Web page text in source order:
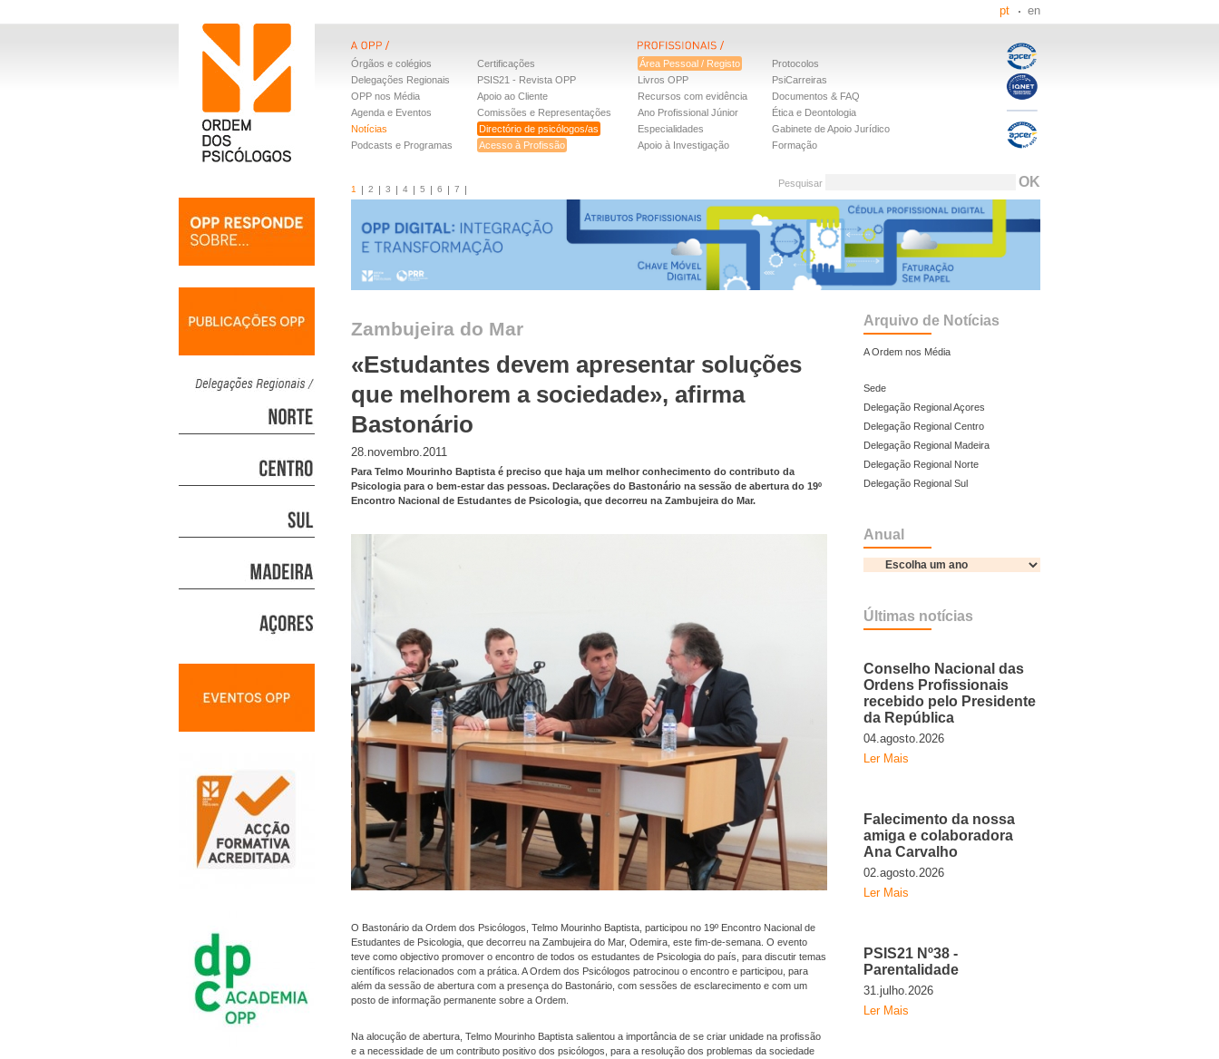
pt en
Órgãos e colégios
Delegações Regionais
OPP nos Média
Agenda e Eventos
Notícias
Podcasts e Programas
Certificações
PSIS21 - Revista OPP
Apoio ao Cliente
Comissões e Representações
Directório de psicólogos/as
Acesso à Profissão
Área Pessoal / Registo
Livros OPP
Recursos com evidência
Ano Profissional Júnior
Especialidades
Apoio à Investigação
Protocolos
PsiCarreiras
Documentos & FAQ
Ética e Deontologia
Gabinete de Apoio Jurídico
Formação
Pesquisar
1 2 3 4 5 6 7
Zambujeira do Mar
«Estudantes devem apresentar soluções
que melhorem a sociedade», afirma
Bastonário
28.novembro.2011
Para Telmo Mourinho Baptista é preciso que haja um melhor conhecimento do contributo da
Psicologia para o bem-estar das pessoas. Declarações do Bastonário na sessão de abertura do 19º
Encontro Nacional de Estudantes de Psicologia, que decorreu na Zambujeira do Mar.
O Bastonário da Ordem dos Psicólogos, Telmo Mourinho Baptista, participou no 19º Encontro Nacional de
Estudantes de Psicologia, que decorreu na Zambujeira do Mar, Odemira, este fim-de-semana. O evento
teve como objectivo promover o encontro de todos os estudantes de Psicologia do país, para discutir temas
científicos relacionados com a prática. A Ordem dos Psicólogos patrocinou o encontro e participou, para
além da sessão de abertura com a presença do Bastonário, com sessões de esclarecimento e com um
posto de informação permanente sobre a Ordem.
Na alocução de abertura, Telmo Mourinho Baptista salientou a importância de se criar unidade na profissão
e a necessidade de um contributo positivo dos psicólogos, para a resolução dos problemas da sociedade
Arquivo de Notícias
A Ordem nos Média
Sede
Delegação Regional Açores
Delegação Regional Centro
Delegação Regional Madeira
Delegação Regional Norte
Delegação Regional Sul
Anual
Últimas notícias
Conselho Nacional das
Ordens Profissionais
recebido pelo Presidente
da República
04.agosto.2026
Ler Mais
Falecimento da nossa
amiga e colaboradora
Ana Carvalho
02.agosto.2026
Ler Mais
PSIS21 Nº38 -
Parentalidade
31.julho.2026
Ler Mais